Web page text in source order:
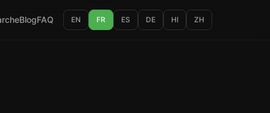
BlogFAQ EN FR ES DE HI ZH